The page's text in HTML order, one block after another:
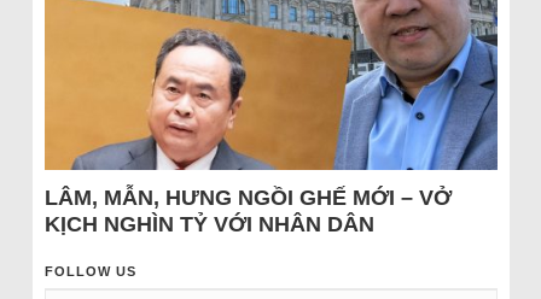
LÂM, MẪN, HƯNG NGỒI GHẾ MỚI – VỞ
KỊCH NGHÌN TỶ VỚI NHÂN DÂN
FOLLOW US